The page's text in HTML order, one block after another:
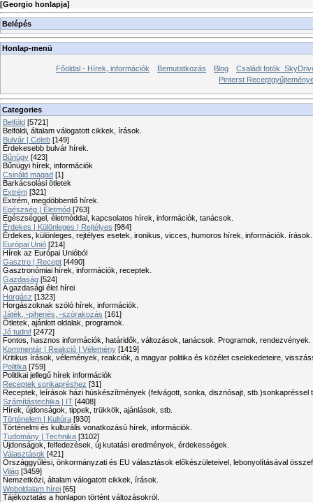
[Georgio honlapja]
Belépés
Honlap-menü
Főoldal - Hírek, információk Bemutatkozás Blog
Családi
Pinterst
Categories
Belföld [5721]
Belföldi, általam válogatott cikkek, írások.
Bulvár | Celeb [149]
Érdekesebb bulvár hírek.
Bűnügy [423]
Bűnügyi hírek, információk
Csináld magad [1]
Barkácsolási ötletek
Extrém [321]
Extrém, megdöbbentő hírek.
Egészség | Életmód [763]
Egészséggel, életmóddal, kapcsolatos hírek, információk, tanácsok.
Érdekes | Különleges | Rejtélyes [984]
Érdekes, különleges, rejtélyes esetek, ironikus, vicces, humoros hírek, információk. írások.
Európai Unió [214]
Hírek az Európai Unióból
Gasztro | Recept [4490]
Gasztronómiai hírek, információk, receptek.
Gazdaság [524]
A gazdasági élet hírei
Horgász [1323]
Horgászoknak szóló hírek, információk.
Játék, -pihenés, -szórakozás [161]
Ötletek, ajánlott oldalak, programok.
Jó tudni! [2472]
Fontos, hasznos információk, határidők, változások, tanácsok. Programok, rendezvények.
Kommentár | Reakció | Vélemény [1419]
Kritikus írások, vélemények, reakciók, a magyar politika és közélet cselekedeteire,
Politika [759]
Politikai jellegű hírek információk
Receptek sonkapréshez [31]
Receptek, leírások házi húskészítmények (felvágott, sonka, disznósajt, stb.)sonkapréssel
Számítástechika | IT [4408]
Hírek, újdonságok, tippek, trükkök, ajánlások, stb.
Történelem | Kultúra [930]
Történelmi és kulturális vonatkozású hírek, információk.
Tudomány | Technika [3102]
Újdonságok, felfedezések, új kutatási eredmények, érdekességek.
Választások [421]
Országgyűlési, önkormányzati és EU választások előkészületeivel, lebonyolításával
Világ [3459]
Nemzetközi, általam válogatott cikkek, írások.
Weboldalam hírei [65]
Tájékoztatás a honlapon történt változásokról.